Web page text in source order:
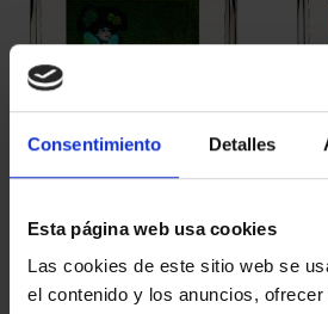
Consentimiento Detalles
Esta página web usa cookies
Las cookies de este sitio web se
el contenido y los anuncios,
PICASSO (2023) OUNCE
"WOMAN IN BLUE"
€163.00